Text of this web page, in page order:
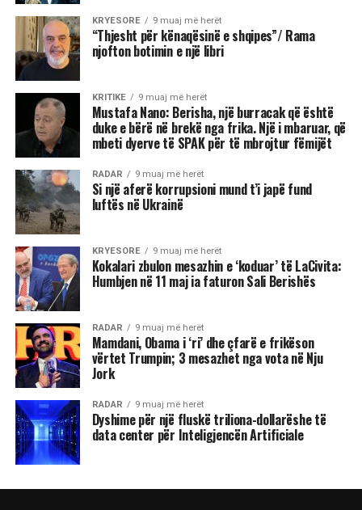
KRYESORE 9 muaj më herët
“Thjesht për kënaqësinë e shqipes”/ Rama
njofton botimin e një libri
KRITIKE 9 muaj më herët
Mustafa Nano: Berisha, një burracak që është
duke e bërë në brekë nga frika. Një i mbaruar, që
mbeti dyerve të SPAK për të mbrojtur fëmijët
RADAR 9 muaj më herët
Si një aferë korrupsioni mund t’i japë fund
luftës në Ukrainë
KRYESORE 9 muaj më herët
Kokalari zbulon mesazhin e ‘koduar’ të LaCivita:
Humbjen në 11 maj ia faturon Sali Berishës
RADAR 9 muaj më herët
Mamdani, Obama i ‘ri’ dhe çfarë e frikëson
vërtet Trumpin; 3 mesazhet nga vota në Nju
Jork
RADAR 9 muaj më herët
Dyshime për një fluskë triliona-dollarëshe të
data center për Inteligjencën Artificiale